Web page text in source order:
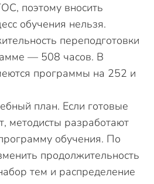
поэтому вносить
обучения нельзя.
переподготовки
— 508 часов. В
программы на 252 и
план. Если готовые
методисты разработают
обучения. По
продолжительность
тем и распределение